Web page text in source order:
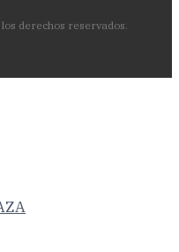
derechos reservados.